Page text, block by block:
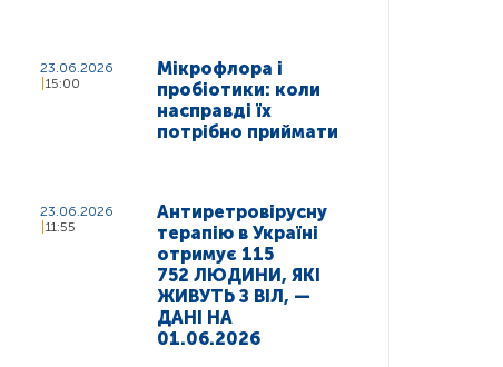
23.06.2026
15:00
Мікрофлора і
пробіотики: коли
насправді їх
потрібно приймати
23.06.2026
11:55
Антиретровірусну
терапію в Україні
отримує 115
752 ЛЮДИНИ, ЯКІ
ЖИВУТЬ З ВІЛ, —
ДАНІ НА
01.06.2026